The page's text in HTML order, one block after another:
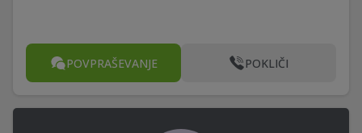
POVPRAŠEVANJE POKLIČI